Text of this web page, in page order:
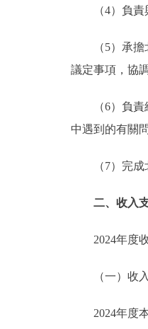
（4）負
（5）承
議定事項，協
（6）負
中遇到的有關問
（7）完
二、收入
2024年度
（一）收
2024年度